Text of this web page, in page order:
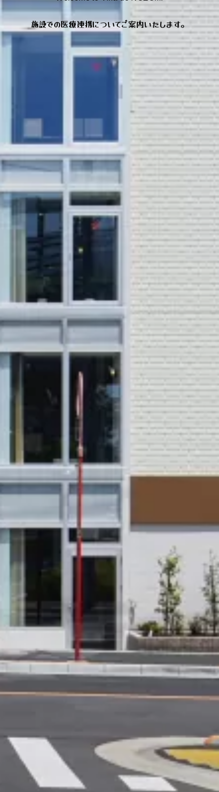
施設での医療連携についてご案内いたします。